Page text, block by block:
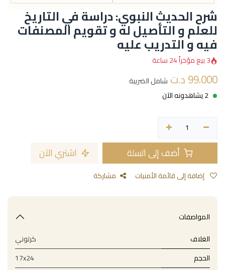
شرح الحديث النبوي: دراسة في التاريخ
للعلم و التأصيل له و تقويم المصنفات
فيه و التدريب عليه
3 بيع مؤخراً 24 ساعة
99.000د.ت شامل الضريبة
2 يشاهدونه الآن
أضف إلى السلة اشتري الآن
مشاركة
المواصفات
الغلاف
كرتوني
الحجم
17x24